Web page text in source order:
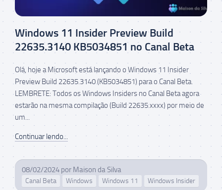
Windows 11 Insider Preview Build
22635.3140 KB5034851 no Canal Beta
Olá, hoje a Microsoft está lançando o Windows 11 Insider
Preview Build 22635.3140 (KB5034851) para o Canal Beta.
LEMBRETE: Todos os Windows Insiders no Canal Beta agora
estarão na mesma compilação (Build 22635.xxxx) por meio de
um...
Continuar lendo...
08/02/2024 por Maison da Silva
Canal Beta Windows Windows 11 Windows Insider